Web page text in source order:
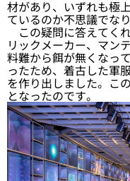
材があり、いずれも極
ているのか不思議でな
この疑問に答えてく
リックメーカー、マン
料難から餌が無くなっ
ったため、着古した軍
を作り出しました。こ
となったのです。